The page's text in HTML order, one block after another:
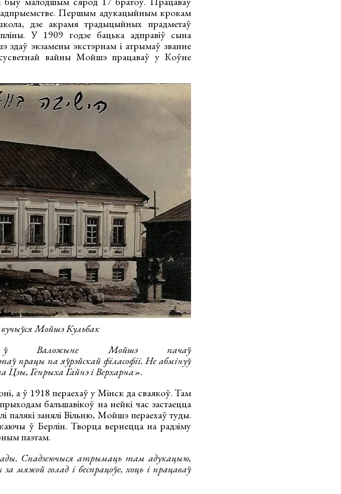
Першым адукацыйным крокам
дзе акрамя традыцыйных прадметаў
У 1909 годзе бацька адправіў сына
экзамены экстэрнам і атрымаў званне
вайны Мойшэ працаваў у Коўне
Мойшэ Кульбак
ў Валожыне Мойшэ пачаў
працы па яўрэйскай філасофіі. Не абмінуў
Цзы, Генрыха Гайнэ і Верхарна».
а ў 1918 пераехаў у Мінск да сваякоў. Там
бальшавікоў на нейкі час застаецца
палякі занялі Вільню, Мойшэ пераехаў туды.
ў Берлін. Творца вернецца на радзіму
паэтам.
Спадзеючыся атрымаць там адукацыю,
мяжой голад і беспрацоўе, хоць і працаваў